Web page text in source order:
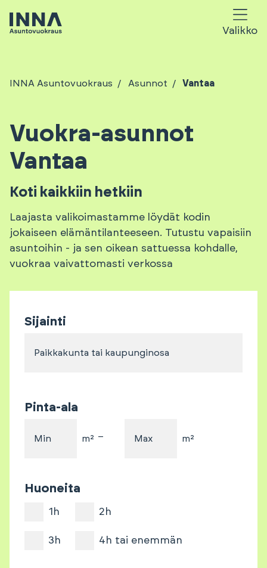
Valikko
INNA Asuntovuokraus Asunnot Vantaa
Vuokra-asunnot
Vantaa
Koti kaikkiin hetkiin
Laajasta valikoimastamme löydät kodin
jokaiseen elämäntilanteeseen. Tutustu vapaisiin
asuntoihin - ja sen oikean sattuessa kohdalle,
vuokraa vaivattomasti verkossa
Sijainti
Paikkakunta tai kaupunginosa
Pinta-ala
Min m² – Max m²
Huoneita
1h 2h
3h 4h tai enemmän